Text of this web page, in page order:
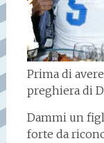
Prima di
preghiera di
Dammi un
forte da